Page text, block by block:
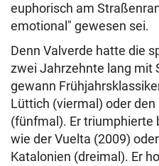
euphorisch am
emotional" gewesen sei.
Denn Valverde hatte die
zwei Jahrzehnte lang mit
gewann
Lüttich (viermal) oder den
(fünfmal). Er triumphierte
wie der Vuelta (2009)
Katalonien (dreimal). Er